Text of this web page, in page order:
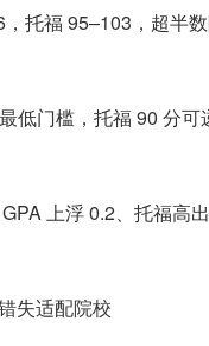
托福 95–103，超半
低门槛，托福 90 分
上浮 0.2、托福高
失适配院校